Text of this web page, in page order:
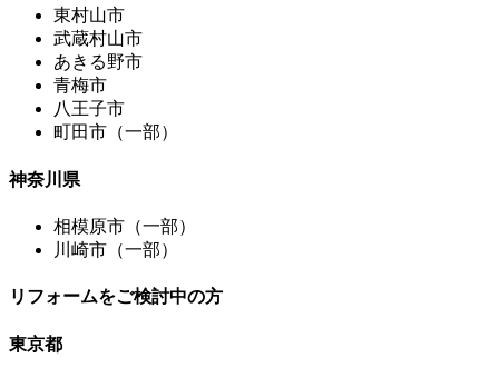
東村山市
武蔵村山市
あきる野市
青梅市
八王子市
町田市（一部）
神奈川県
相模原市（一部）
川崎市（一部）
リフォームをご検討中の方
東京都